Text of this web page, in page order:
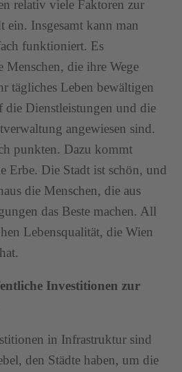
relativ viele Faktoren zur
ein. Insgesamt kann man
funktioniert. Es
die ihre Wege
tägliches Leben bewältigen
die Dienstleistungen und die
angewiesen sind.
punkten. Dazu kommt
Erbe. Die Stadt ist schön, und
die Menschen, die aus
das Beste machen. All
Lebensqualität, die Wien
Investitionen zur
in Infrastruktur sind
den Städte haben, um die